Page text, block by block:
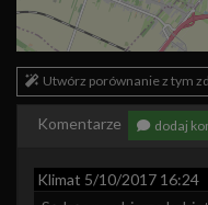
Utwórz porównanie z tym
Komentarze dodaj
Klimat 5/10/2017 16:24